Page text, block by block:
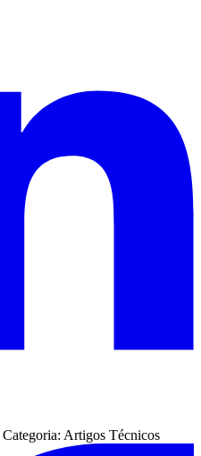
Categoria: Artigos Técnicos